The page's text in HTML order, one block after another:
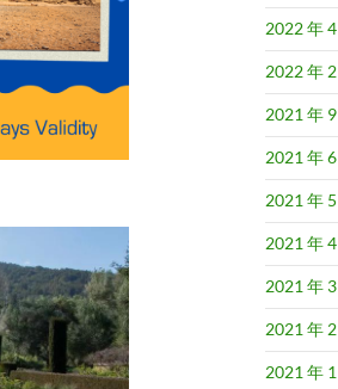
2022 年 4
2022 年 2
2021 年 9
2021 年 6
2021 年 5
2021 年 4
2021 年 3
2021 年 2
2021 年 1